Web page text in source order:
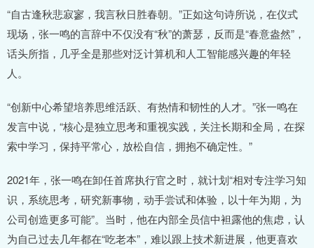
“自古逢秋悲寂寥，我言秋日胜春朝。”正如这句诗所说，在仪式
现场，张一鸣的言辞中不仅没有“秋”的萧瑟，反而是“春意盎然”，
话头所指，几乎全是那些对泛计算机和人工智能感兴趣的年轻
人。
“创新中心希望培养思维活跃、有热情和韧性的人才。”张一鸣在
发言中说，“核心是独立思考和重视实践，关注长期和全局，在探
索中学习，保持平常心，放松自信，拥抱不确定性。”
2021年，张一鸣在卸任首席执行官之时，就计划“相对专注学习知
识，系统思考，研究新事物，动手尝试和体验，以十年为期，为
公司创造更多可能”。当时，他在内部全员信中袒露他的焦虑，认
为自己过去几年都在“吃老本”，难以跟上技术新进展，他更喜欢